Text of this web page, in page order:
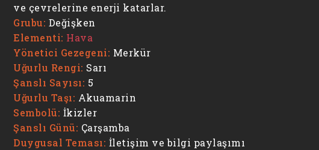
ve çevrelerine enerji katarlar.
Grubu: Değişken
Elementi: Hava
Yönetici Gezegeni: Merkür
Uğurlu Rengi: Sarı
Şanslı Sayısı: 5
Uğurlu Taşı: Akuamarin
Sembolü: İkizler
Şanslı Günü: Çarşamba
Duygusal Teması: İletişim ve bilgi paylaşımı